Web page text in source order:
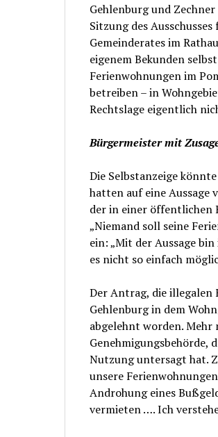
Gehlenburg und
Sitzung des
Gemeinderates im
eigenem Bekunden
Ferienwohnungen im
betreiben – in
Rechtslage eigentlich
Bürgermeister mit
Die Selbstanzeige
hatten auf eine Aussage
der in einer öffentlichen
„Niemand soll seine
ein: „Mit der Aussage
es nicht so einfach
Der Antrag, die illegalen
Gehlenburg in dem
abgelehnt worden. Mehr
Genehmigungsbehörde,
Nutzung untersagt hat.
unsere
Androhung eines
vermieten …. Ich